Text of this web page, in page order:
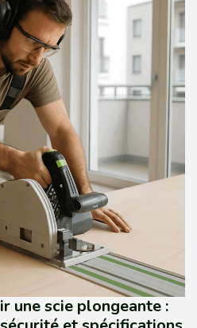
une scie plongeante :